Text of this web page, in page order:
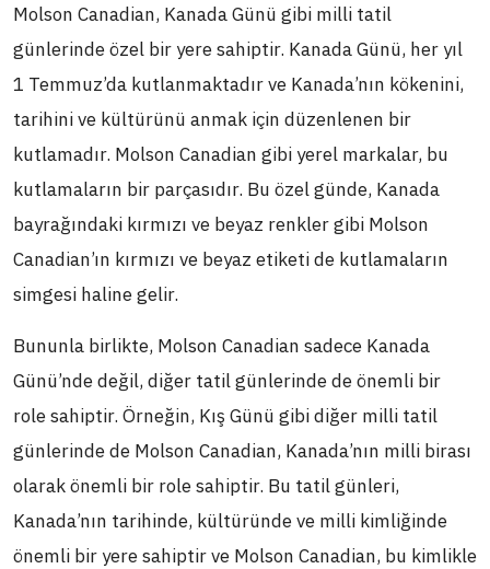
Molson Canadian, Kanada Günü gibi milli tatil
günlerinde özel bir yere sahiptir. Kanada Günü, her yıl
1 Temmuz’da kutlanmaktadır ve Kanada’nın kökenini,
tarihini ve kültürünü anmak için düzenlenen bir
kutlamadır. Molson Canadian gibi yerel markalar, bu
kutlamaların bir parçasıdır. Bu özel günde, Kanada
bayrağındaki kırmızı ve beyaz renkler gibi Molson
Canadian’ın kırmızı ve beyaz etiketi de kutlamaların
simgesi haline gelir.
Bununla birlikte, Molson Canadian sadece Kanada
Günü’nde değil, diğer tatil günlerinde de önemli bir
role sahiptir. Örneğin, Kış Günü gibi diğer milli tatil
günlerinde de Molson Canadian, Kanada’nın milli birası
olarak önemli bir role sahiptir. Bu tatil günleri,
Kanada’nın tarihinde, kültüründe ve milli kimliğinde
önemli bir yere sahiptir ve Molson Canadian, bu kimlikle